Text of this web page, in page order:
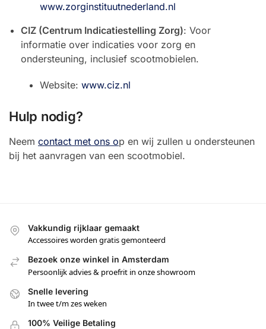
www.zorginstituutnederland.nl
CIZ (Centrum Indicatiestelling Zorg): Voor
informatie over indicaties voor zorg en
ondersteuning, inclusief scootmobielen.
Website: www.ciz.nl
Hulp nodig?
Neem contact met ons op en wij zullen u ondersteunen
bij het aanvragen van een scootmobiel.
Vakkundig rijklaar gemaakt
Accessoires worden gratis gemonteerd
Bezoek onze winkel in Amsterdam
Persoonlijk advies & proefrit in onze showroom
Snelle levering
In twee t/m zes weken
100% Veilige Betaling